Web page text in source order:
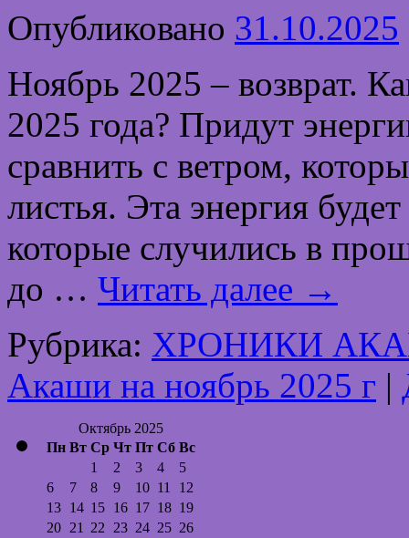
Опубликовано 31.10.2025
Ноябрь 2025 – возврат.
2025 года? Придут
сравнить с ветром,
листья. Эта энергия
которые случились в
до … Читать далее →
Рубрика: ХРОНИКИ
Акаши на ноябрь 2025 г |
Октябрь 2025
Пн Вт Ср Чт Пт Сб Вс
1 2 3 4
5
6
7 8 9 10 11
12
13 14 15 16 17 18 19
20 21 22 23 24 25 26